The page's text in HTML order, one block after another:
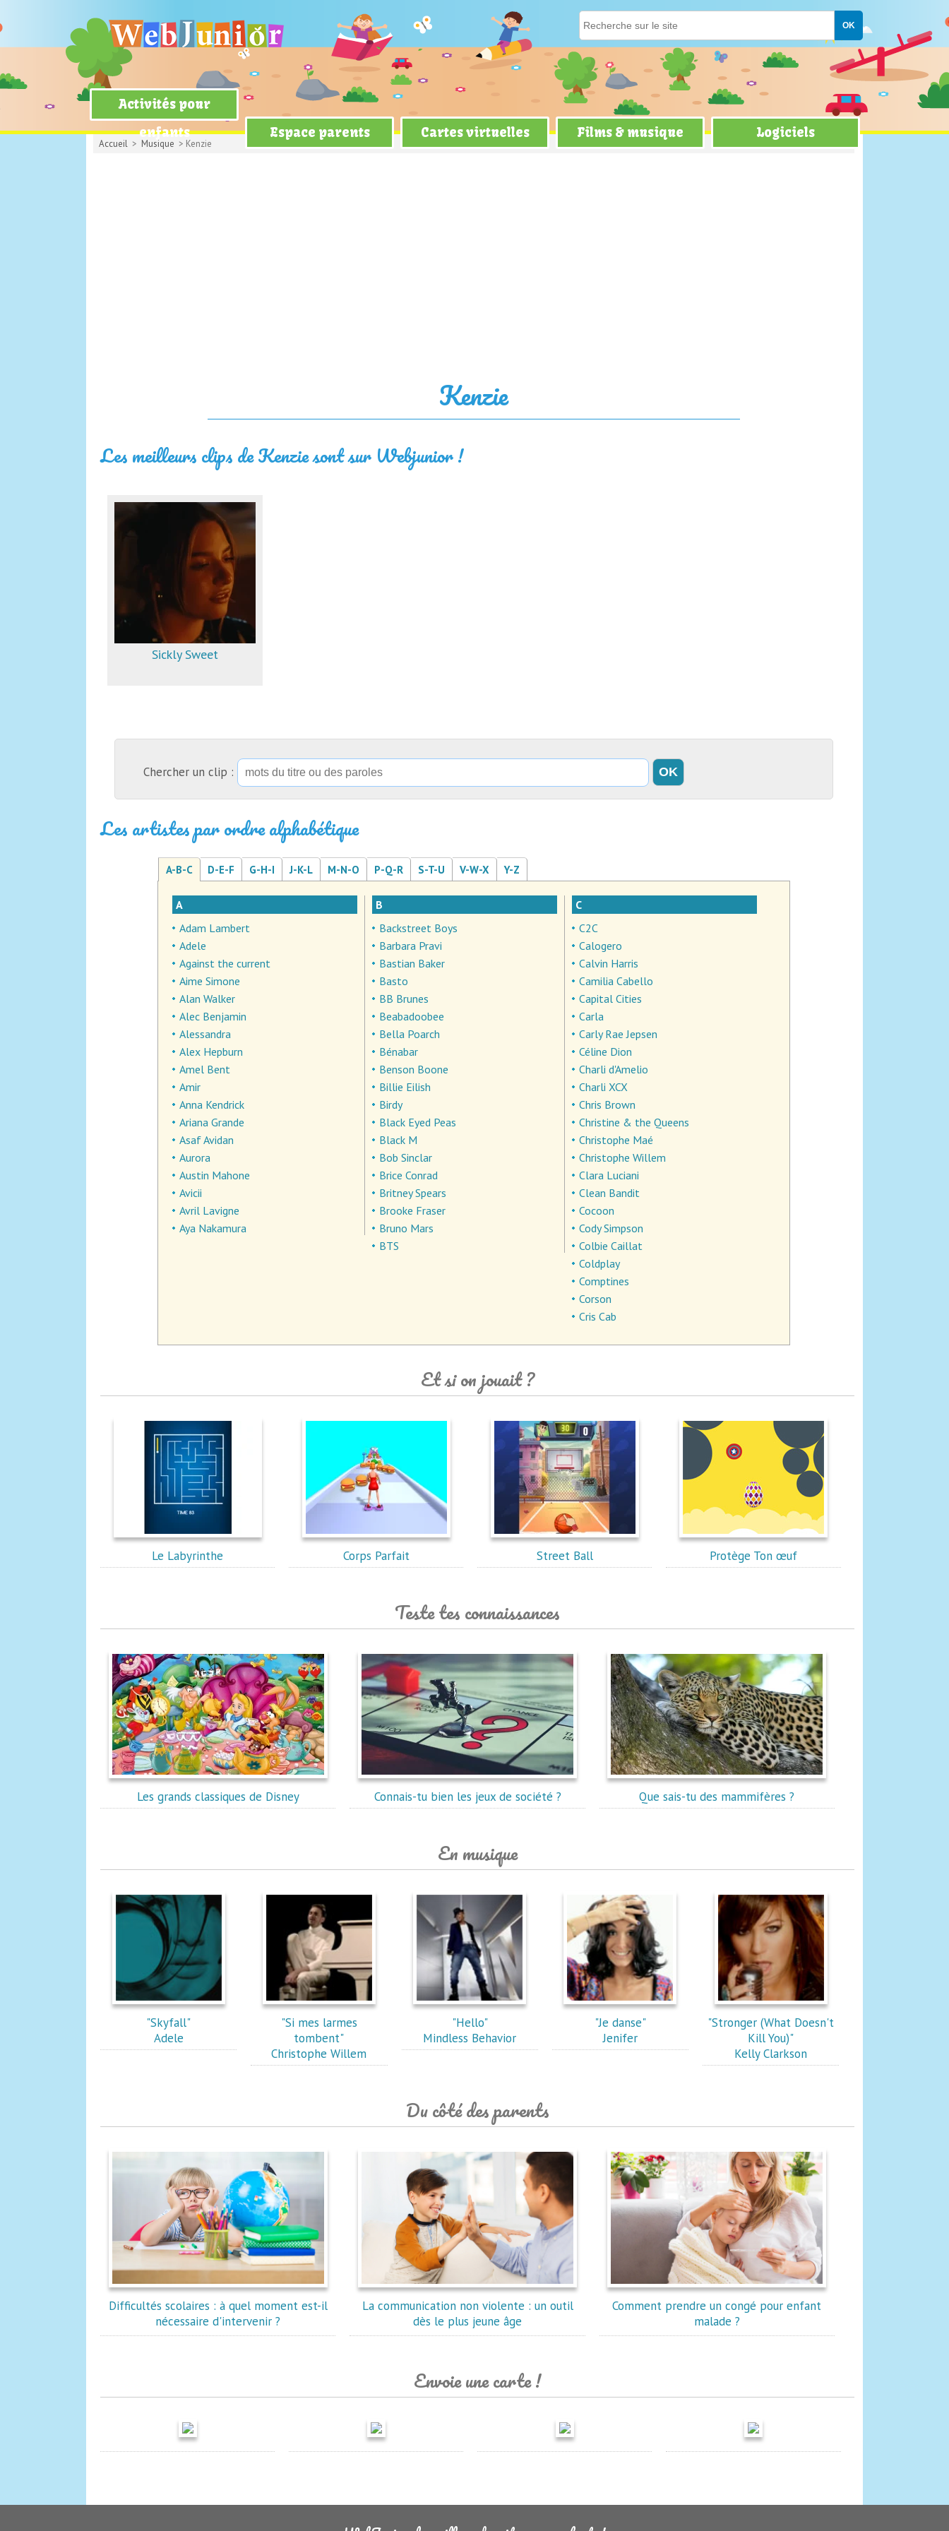
Activités pour
enfants
Espace parents Cartes virtuelles Films & musique Logiciels
Accueil > Musique > Kenzie
Kenzie
Les meilleurs clips de Kenzie sont sur Webjunior !
Sickly Sweet
Chercher un clip :
Les artistes par ordre alphabétique
A-B-C D-E-F G-H-I J-K-L M-N-O P-Q-R S-T-U V-W-X Y-Z
A
Adam Lambert
Adele
Against the current
Aime Simone
Alan Walker
Alec Benjamin
Alessandra
Alex Hepburn
Amel Bent
Amir
Anna Kendrick
Ariana Grande
Asaf Avidan
Aurora
Austin Mahone
Avicii
Avril Lavigne
Aya Nakamura
B
Backstreet Boys
Barbara Pravi
Bastian Baker
Basto
BB Brunes
Beabadoobee
Bella Poarch
Bénabar
Benson Boone
Billie Eilish
Birdy
Black Eyed Peas
Black M
Bob Sinclar
Brice Conrad
Britney Spears
Brooke Fraser
Bruno Mars
BTS
C
C2C
Calogero
Calvin Harris
Camilia Cabello
Capital Cities
Carla
Carly Rae Jepsen
Céline Dion
Charli d'Amelio
Charli XCX
Chris Brown
Christine & the Queens
Christophe Maé
Christophe Willem
Clara Luciani
Clean Bandit
Cocoon
Cody Simpson
Colbie Caillat
Coldplay
Comptines
Corson
Cris Cab
Et si on jouait ?
Le Labyrinthe Corps Parfait Street Ball Protège Ton œuf
Teste tes connaissances
Les grands classiques de Disney Connais-tu bien les jeux de société ? Que sais-tu des mammifères ?
En musique
"Skyfall"
Adele
"Si mes larmes
tombent"
Christophe Willem
"Hello"
Mindless Behavior
"Je danse"
Jenifer
"Stronger (What Doesn't
Kill You)"
Kelly Clarkson
Du côté des parents
Difficultés scolaires : à quel moment est-il
nécessaire d'intervenir ?
La communication non violente : un outil
dès le plus jeune âge
Comment prendre un congé pour enfant
malade ?
Envoie une carte !